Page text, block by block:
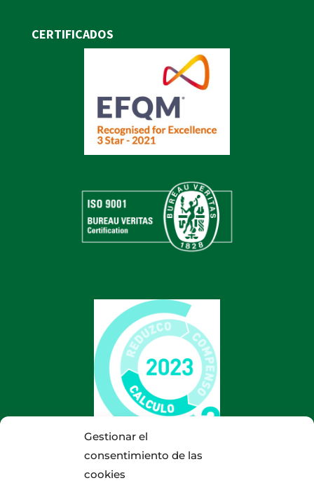
Gestionar el
consentimiento de las
cookies
CERTIFICADOS